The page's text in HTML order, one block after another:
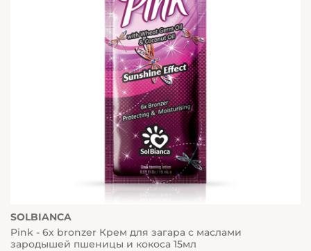
SOLBIANCA
Pink - 6х bronzer Крем для загара с маслами
зародышей пшеницы и кокоса 15мл